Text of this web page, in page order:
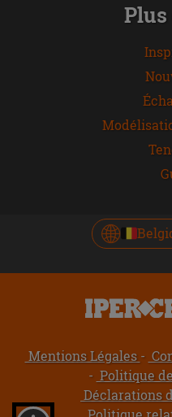
Plus
Mentions Légales
Politique
Déclarations